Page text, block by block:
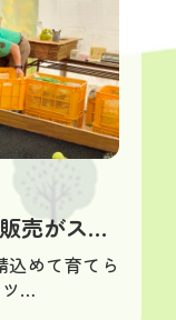
売がス…
込めて育てら
ツ…